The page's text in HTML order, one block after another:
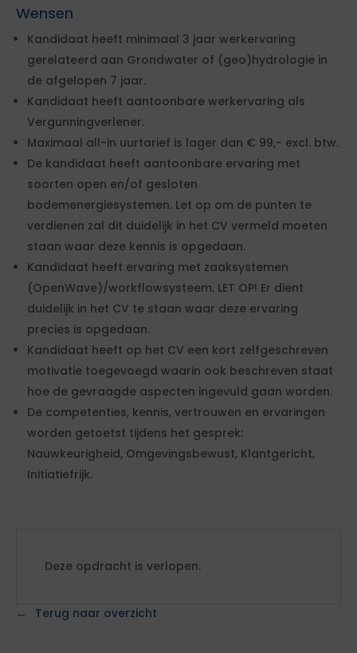
Wensen
Kandidaat heeft minimaal 3 jaar werkervaring
gerelateerd aan Grondwater of (geo)hydrologie in
de afgelopen 7 jaar.
Kandidaat heeft aantoonbare werkervaring als
Vergunningverlener.
Maximaal all-in uurtarief is lager dan € 99,- excl. btw.
De kandidaat heeft aantoonbare ervaring met
soorten open en/of gesloten
bodemenergiesystemen. Let op om de punten te
verdienen zal dit duidelijk in het CV vermeld moeten
staan waar deze kennis is opgedaan.
Kandidaat heeft ervaring met zaaksystemen
(OpenWave)/workflowsysteem. LET OP! Er dient
duidelijk in het CV te staan waar deze ervaring
precies is opgedaan.
Kandidaat heeft op het CV een kort zelfgeschreven
motivatie toegevoegd waarin ook beschreven staat
hoe de gevraagde aspecten ingevuld gaan worden.
De competenties, kennis, vertrouwen en ervaringen
worden getoetst tijdens het gesprek:
Nauwkeurigheid, Omgevingsbewust, Klantgericht,
Initiatiefrijk.
Deze opdracht is verlopen.
Terug naar overzicht